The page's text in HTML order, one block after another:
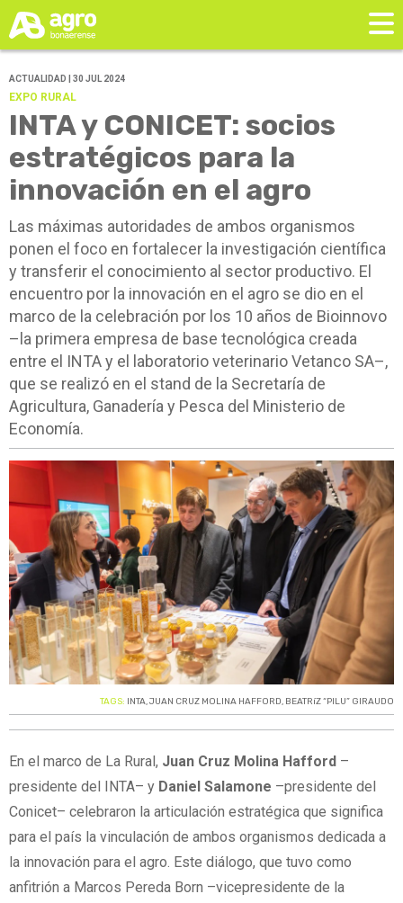
ACTUALIDAD | 30 JUL 2024
EXPO RURAL
INTA y CONICET: socios
estratégicos para la
innovación en el agro
Las máximas autoridades de ambos organismos
ponen el foco en fortalecer la investigación científica
y transferir el conocimiento al sector productivo. El
encuentro por la innovación en el agro se dio en el
marco de la celebración por los 10 años de Bioinnovo
–la primera empresa de base tecnológica creada
entre el INTA y el laboratorio veterinario Vetanco SA–,
que se realizó en el stand de la Secretaría de
Agricultura, Ganadería y Pesca del Ministerio de
Economía.
TAGS: INTA,JUAN CRUZ MOLINA HAFFORD, BEATRíZ “PILU” GIRAUDO
En el marco de La Rural, Juan Cruz Molina Hafford –
presidente del INTA– y Daniel Salamone –presidente del
Conicet– celebraron la articulación estratégica que significa
para el país la vinculación de ambos organismos dedicada a
la innovación para el agro. Este diálogo, que tuvo como
anfitrión a Marcos Pereda Born –vicepresidente de la